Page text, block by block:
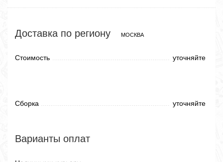
Доставка по региону МОСКВА
Стоимость уточняйте
Сборка уточняйте
Варианты оплат